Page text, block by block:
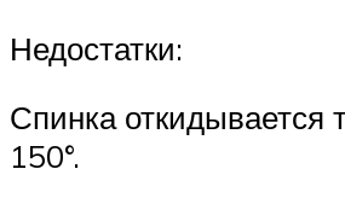
Недостатки:
Спинка откидывается
150°.